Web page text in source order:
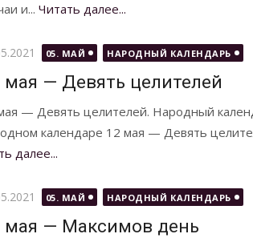
и... Читать далее...
05. МАЙ НАРОДНЫЙ КАЛЕНДАРЬ
мая — Девять целителей
— Девять целителей. Народный
календаре 12 мая — Девять
далее...
05. МАЙ НАРОДНЫЙ КАЛЕНДАРЬ
мая — Максимов день